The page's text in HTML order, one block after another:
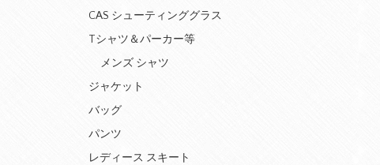
CAS シューティンググラス
Tシャツ＆パーカー等
メンズ シャツ
ジャケット
バッグ
パンツ
レディース スキート